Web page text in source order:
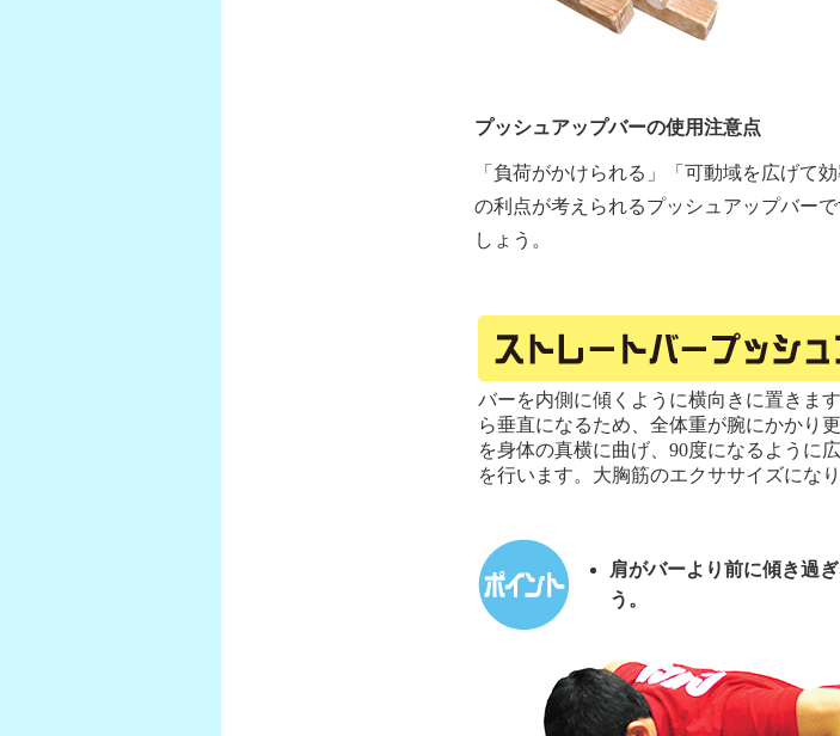
プッシュアップバーの使用注意点
「負荷がかけられる」「可動域を広げて
の利点が考えられるプッシュアップバー
しょう。
バーを内側に傾くように横向きに置きま
ら垂直になるため、全体重が腕にかかり
を身体の真横に曲げ、90度になるように
を行います。大胸筋のエクササイズになり
肩がバーより前に傾き過
う。